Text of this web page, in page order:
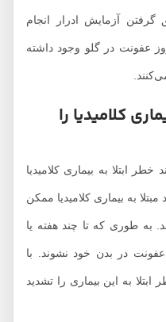
آزمایش ادرار انجام
در گلو وجود داشته
کلامیدیا را
به بیماری کلامیدیا
به بیماری کلامیدیا ممکن
طوری که تا چند هفته یا
در بدن خود نشوند. با
به این بیماری را تشدید